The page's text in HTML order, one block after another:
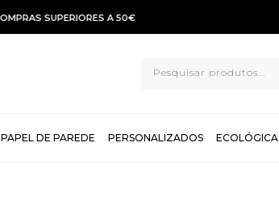
PAPEL DE PAREDE PERSONALIZADOS ECOLÓGICA